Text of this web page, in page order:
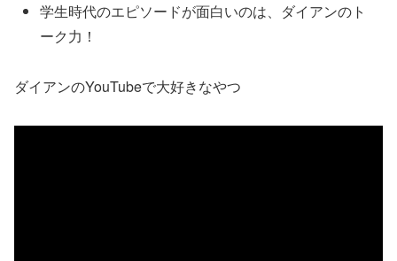
学生時代のエピソードが面白いのは、ダイアンのト
ーク力！
ダイアンのYouTubeで大好きなやつ